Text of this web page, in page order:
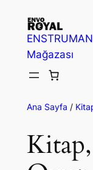
Mağazası
Ana Sayfa /